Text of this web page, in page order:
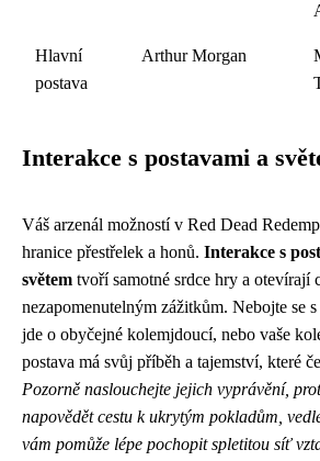
Hlavní
postava
Arthur Morgan
Interakce s postavami a
Váš arzenál možností v Red Dead
hranice přestřelek a honů. Interakce s
světem tvoří samotné srdce hry a otevírají
nezapomenutelným zážitkům. Nebojte se
jde o obyčejné kolemjdoucí, nebo vaše
postava má svůj příběh a tajemství, které
Pozorně naslouchejte jejich vyprávění,
napovědět cestu k ukrytým pokladům,
vám pomůže lépe pochopit spletitou síť